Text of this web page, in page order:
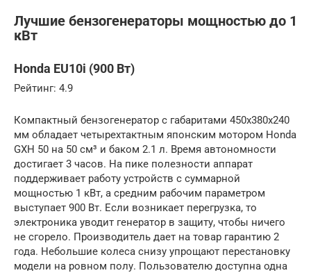
Лучшие бензогенераторы мощностью до 1
кВт
Honda EU10i (900 Вт)
Рейтинг: 4.9
Компактный бензогенератор с габаритами 450х380х240
мм обладает четырехтактным японским мотором Honda
GXH 50 на 50 см³ и баком 2.1 л. Время автономности
достигает 3 часов. На пике полезности аппарат
поддерживает работу устройств с суммарной
мощностью 1 кВт, а средним рабочим параметром
выступает 900 Вт. Если возникает перегрузка, то
электроника уводит генератор в защиту, чтобы ничего
не сгорело. Производитель дает на товар гарантию 2
года. Небольшие колеса снизу упрощают перестановку
модели на ровном полу. Пользователю доступна одна